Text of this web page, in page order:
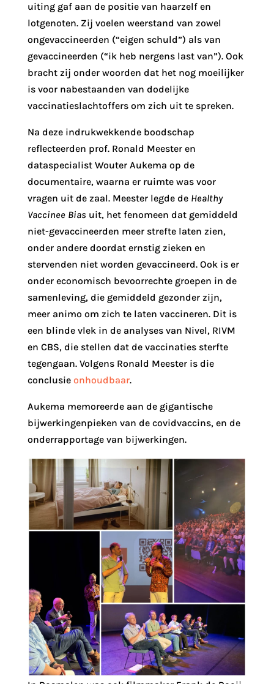
uiting gaf aan de positie van haarzelf en
lotgenoten. Zij voelen weerstand van zowel
ongevaccineerden (“eigen schuld”) als van
gevaccineerden (“ik heb nergens last van”). Ook
bracht zij onder woorden dat het nog moeilijker
is voor nabestaanden van dodelijke
vaccinatieslachtoffers om zich uit te spreken.
Na deze indrukwekkende boodschap
reflecteerden prof. Ronald Meester en
dataspecialist Wouter Aukema op de
documentaire, waarna er ruimte was voor
vragen uit de zaal. Meester legde de Healthy
Vaccinee Bias uit, het fenomeen dat gemiddeld
niet-gevaccineerden meer strefte laten zien,
onder andere doordat ernstig zieken en
stervenden niet worden gevaccineerd. Ook is er
onder economisch bevoorrechte groepen in de
samenleving, die gemiddeld gezonder zijn,
meer animo om zich te laten vaccineren. Dit is
een blinde vlek in de analyses van Nivel, RIVM
en CBS, die stellen dat de vaccinaties sterfte
tegengaan. Volgens Ronald Meester is die
conclusie onhoudbaar.
Aukema memoreerde aan de gigantische
bijwerkingenpieken van de covidvaccins, en de
onderrapportage van bijwerkingen.